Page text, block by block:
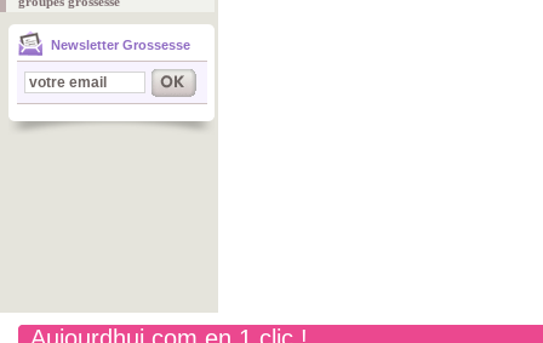
Newsletter Grossesse
Aujourdhui.com en 1 clic !